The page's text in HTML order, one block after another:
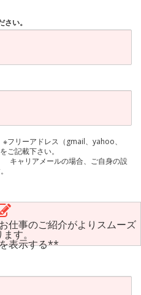
い。
※フリーアドレス（gmail、yahoo、
ご記載下さい。
合、ご自身の設
仕事のご紹介がよりスムーズ
す。
表示する**